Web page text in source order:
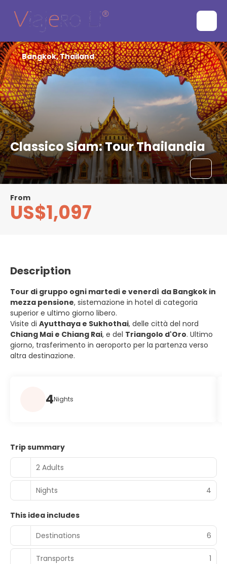
Classico Siam: Tour Thailandia
Bangkok, Thailand
From
US$1,097
Description
Tour di gruppo ogni martedi e venerdì da Bangkok in
mezza pensione, sistemazione in hotel di categoria
superior e ultimo giorno libero.
Visite di Ayutthaya e Sukhothai, delle città del nord
Chiang Mai e Chiang Rai, e del Triangolo d'Oro. Ultimo
giorno, trasferimento in aeroporto per la partenza verso
altra destinazione.
4Nights
Trip summary
2 Adults
Nights 4
This idea includes
Destinations
6
Transports 1